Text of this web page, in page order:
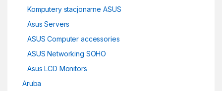
Komputery stacjonarne ASUS
Asus Servers
ASUS Computer accessories
ASUS Networking SOHO
Asus LCD Monitors
Aruba